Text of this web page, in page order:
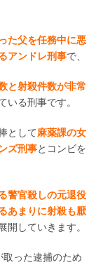
た父を任務中に悪
アンドレ刑事で、
と射殺件数が非常
いる刑事です。
として麻薬課の女
ズ刑事とコンビを
警官殺しの元退役
あまりに射殺も厭
開していきます。
った逮捕のため